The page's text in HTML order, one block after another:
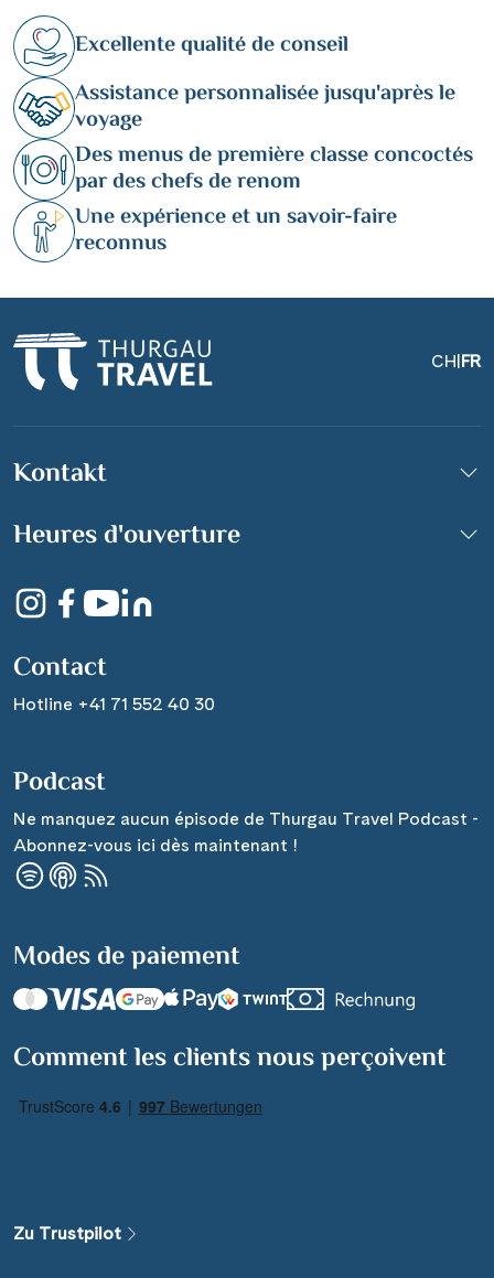
«Unterwelt»
Excellente qualité de conseil
Assistance personnalisée jusqu'après le
voyage
Des menus de première classe concoctés
par des chefs de renom
Une expérience et un savoir-faire
reconnus
CH|FR
Kontakt
Heures d'ouverture
Contact
Hotline +41 71 552 40 30
Podcast
Ne manquez aucun épisode de Thurgau Travel Podcast -
Abonnez-vous ici dès maintenant !
Modes de paiement
Comment les clients nous perçoivent
Zu Trustpilot